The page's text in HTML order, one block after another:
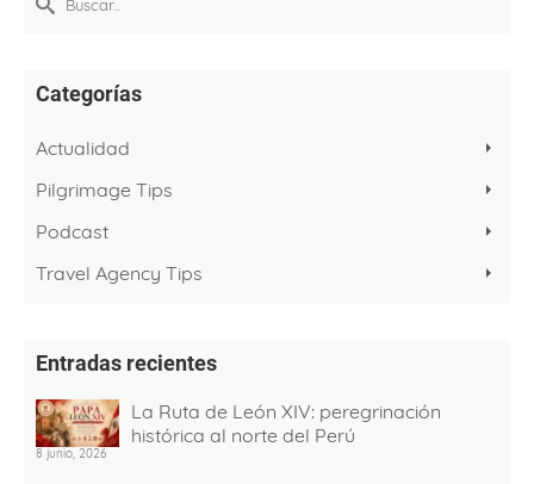
por:
Categorías
Actualidad
Pilgrimage Tips
Podcast
Travel Agency Tips
Entradas recientes
La Ruta de León XIV: peregrinación
histórica al norte del Perú
8 junio, 2026